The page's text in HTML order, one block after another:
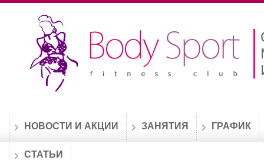
НОВОСТИ И АКЦИИ ЗАНЯТИЯ ГРАФИК
СТАТЬИ